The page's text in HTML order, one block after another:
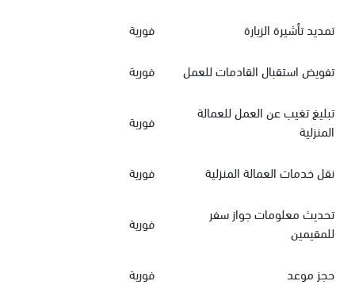
تمديد تأشيرة الزيارة
فورية
تفويض استقبال القادمات للعمل
فورية
تبليغ تغيب عن العمل للعمالة
المنزلية
فورية
نقل خدمات العمالة المنزلية
فورية
تحديث معلومات جواز سفر
للمقيمين
فورية
حجز موعد
فورية